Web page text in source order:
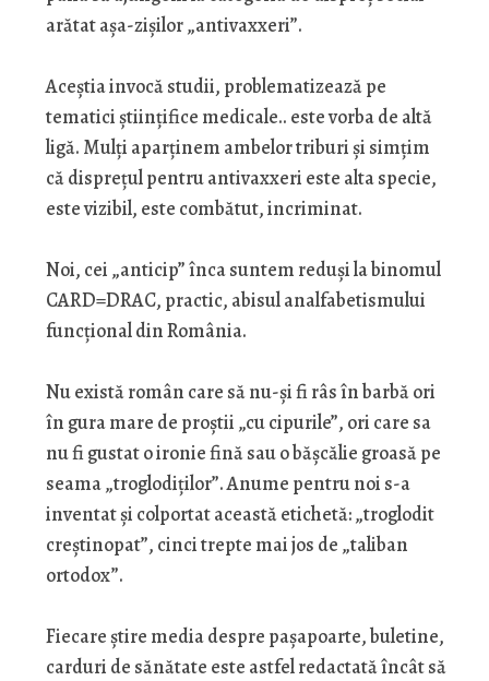
arătat așa-zișilor „antivaxxeri”.
Aceștia invocă studii, problematizează pe
tematici științifice medicale.. este vorba de altă
ligă. Mulți aparținem ambelor triburi și simțim
că disprețul pentru antivaxxeri este alta specie,
este vizibil, este combătut, incriminat.
Noi, cei „anticip” înca suntem reduși la binomul
CARD=DRAC, practic, abisul analfabetismului
funcțional din România.
Nu există român care să nu-și fi râs în barbă ori
în gura mare de proștii „cu cipurile”, ori care sa
nu fi gustat o ironie fină sau o bășcălie groasă pe
seama „troglodiților”. Anume pentru noi s-a
inventat și colportat această etichetă: „troglodit
creștinopat”, cinci trepte mai jos de „taliban
ortodox”.
Fiecare știre media despre pașapoarte, buletine,
carduri de sănătate este astfel redactată încât să